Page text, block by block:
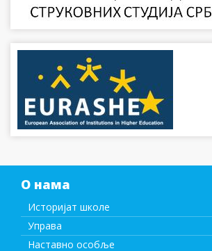
О нама
Историјат школе
Управа
Наставно особље